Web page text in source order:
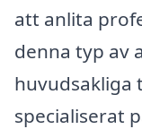
att anlita
denna typ av
huvudsakliga
specialiserat